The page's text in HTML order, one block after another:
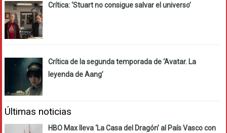
Crítica: ‘Stuart no consigue salvar el universo’
Crítica de la segunda temporada de ‘Avatar. La
leyenda de Aang’
Últimas noticias
HBO Max lleva ‘La Casa del Dragón’ al País Vasco con